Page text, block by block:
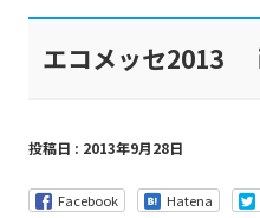
エコメッセ2013
投稿日 : 2013年9月28日
Facebook Hatena